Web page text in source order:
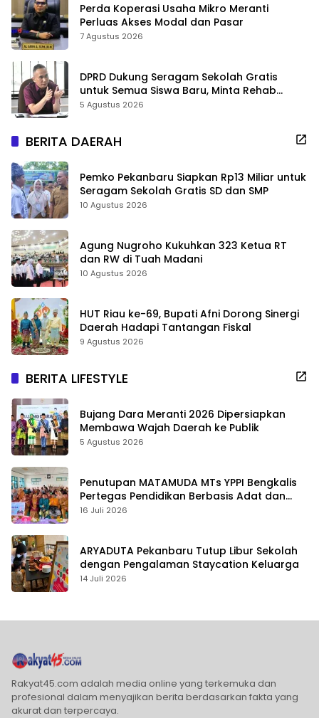
Perda Koperasi Usaha Mikro Meranti
Perluas Akses Modal dan Pasar
7 Agustus 2026
DPRD Dukung Seragam Sekolah Gratis
untuk Semua Siswa Baru, Minta Rehab
Sekolah Jangan Dikurangi
5 Agustus 2026
BERITA DAERAH
Pemko Pekanbaru Siapkan Rp13 Miliar untuk
Seragam Sekolah Gratis SD dan SMP
10 Agustus 2026
Agung Nugroho Kukuhkan 323 Ketua RT
dan RW di Tuah Madani
10 Agustus 2026
HUT Riau ke-69, Bupati Afni Dorong Sinergi
Daerah Hadapi Tantangan Fiskal
9 Agustus 2026
BERITA LIFESTYLE
Bujang Dara Meranti 2026 Dipersiapkan
Membawa Wajah Daerah ke Publik
5 Agustus 2026
Penutupan MATAMUDA MTs YPPI Bengkalis
Pertegas Pendidikan Berbasis Adat dan
Karakter
16 Juli 2026
ARYADUTA Pekanbaru Tutup Libur Sekolah
dengan Pengalaman Staycation Keluarga
14 Juli 2026
Rakyat45.com adalah media online yang terkemuka dan
profesional dalam menyajikan berita berdasarkan fakta yang
akurat dan terpercaya.